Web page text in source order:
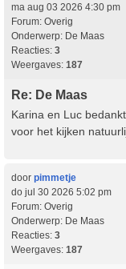
ma aug 03 2026 4:30 pm
Forum: Overig
Onderwerp: De Maas
Reacties: 3
Weergaves: 187
Re: De Maas
Karina en Luc
voor het kijken
door pimmetje
do jul 30 2026 5:02 pm
Forum: Overig
Onderwerp: De Maas
Reacties: 3
Weergaves: 187